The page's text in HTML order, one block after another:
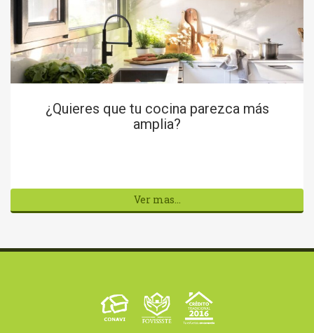
¿Quieres que tu cocina parezca más
amplia?
Ver mas...